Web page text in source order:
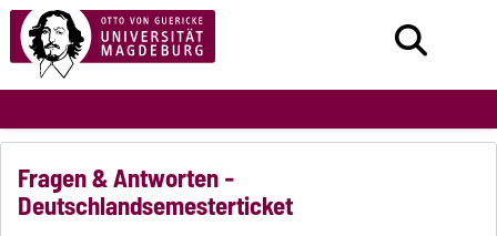
Fragen & Antworten -
Deutschlandsemesterticket